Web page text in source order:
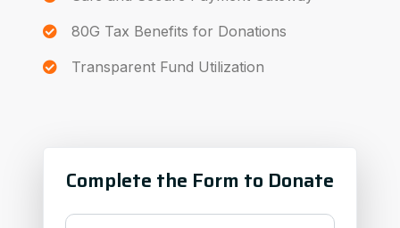
80G Tax Benefits for Donations
Transparent Fund Utilization
Complete the Form to Donate